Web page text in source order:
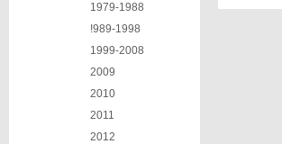
1979-1988
!989-1998
1999-2008
2009
2010
2011
2012